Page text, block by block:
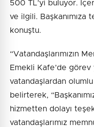
500 TL’yi buluyor.
ve ilgili. Başkanımıza
konuştu.
“Vatandaşlarımızın
Emekli Kafe’de
vatandaşlardan olumlu
belirterek,
hizmetten dolayı
vatandaşlarımız